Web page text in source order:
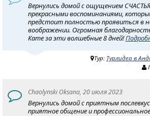
Вернулись домой с ощущением
прекрасными воспоминаниями,
предстоит полностью проявиться в
воображении. Огромная
Кате за эти волшебные 8 дней!
Тур: Турлидер в
Chaolynski Oksana, 20 июля 2023
Вернулись домой с приятным
приятное общение и